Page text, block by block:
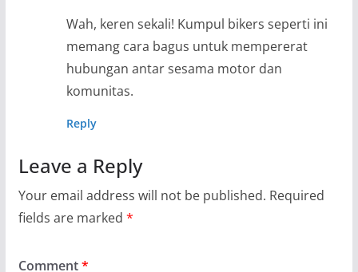
Wah, keren sekali! Kumpul bikers seperti ini
memang cara bagus untuk mempererat
hubungan antar sesama motor dan
komunitas.
Reply
Leave a Reply
Your email address will not be published. Required
fields are marked *
Comment*